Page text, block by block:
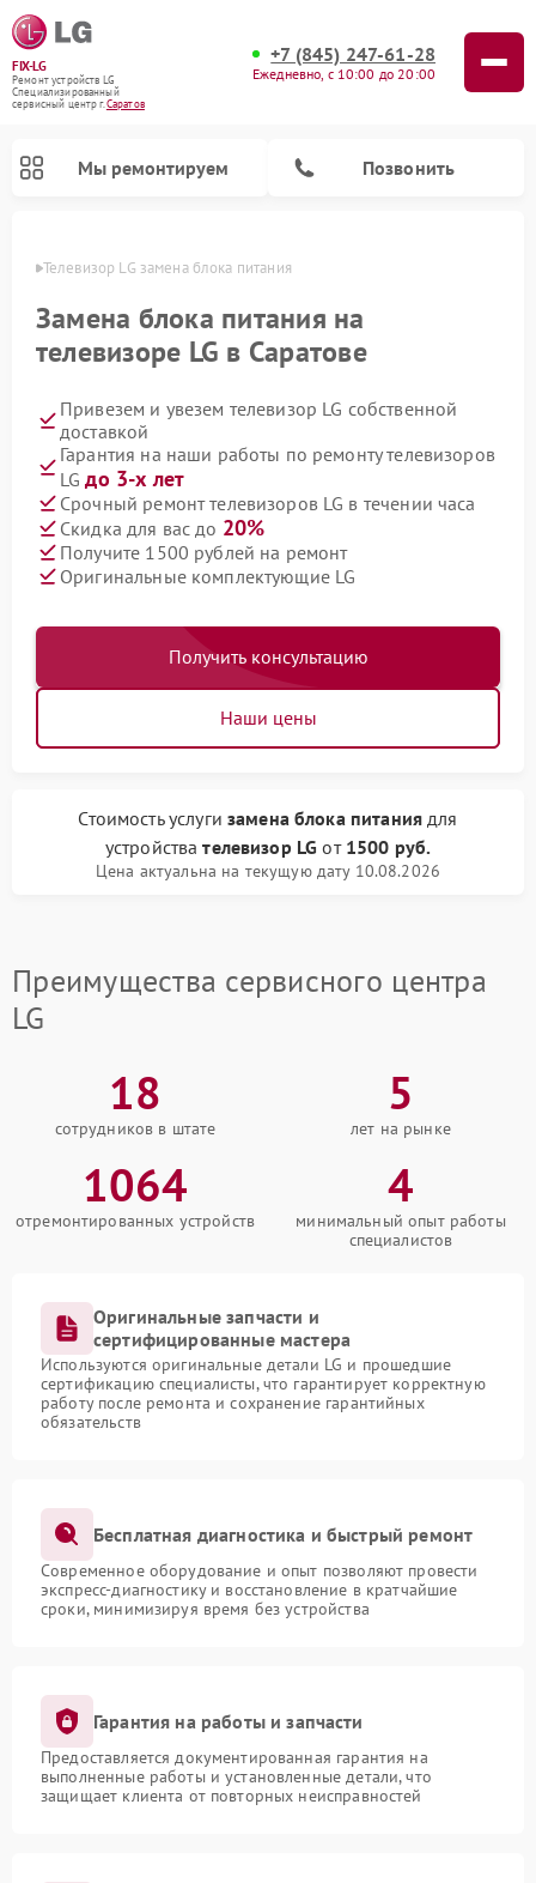
FIX-LG
Ремонт устройств LG
Специализированный
cервисный центр г.Саратов
+7 (845) 247-61-28
Ежедневно, с 10:00 до 20:00
Мы ремонтируем Позвонить
Телевизор LG замена блока питания
Замена блока питания на
телевизоре LG в Саратове
Привезем и увезем телевизор LG собственной
доставкой
Гарантия на наши работы по ремонту телевизоров
LGдо 3-х лет
Срочный ремонт телевизоров LG в течении часа
Скидка для вас до 20%
Получите 1500 рублей на ремонт
Оригинальные комплектующие LG
Получить консультацию
Наши цены
Стоимость услуги замена блока питаниядля
устройствателевизор LG от 1500 руб.
Цена актуальна на текущую дату 10.08.2026
Преимущества сервисного центра
LG
18
сотрудников в штате
5
лет на рынке
1064
отремонтированных устройств
4
минимальный опыт работы
специалистов
Оригинальные запчасти и
сертифицированные мастера
Используются оригинальные детали LG и прошедшие
сертификацию специалисты, что гарантирует корректную
работу после ремонта и сохранение гарантийных
обязательств
Бесплатная диагностика и быстрый ремонт
Современное оборудование и опыт позволяют провести
экспресс-диагностику и восстановление в кратчайшие
сроки, минимизируя время без устройства
Гарантия на работы и запчасти
Предоставляется документированная гарантия на
выполненные работы и установленные детали, что
защищает клиента от повторных неисправностей